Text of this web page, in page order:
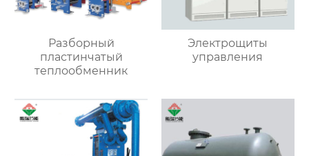
Разборный
пластинчатый
теплообменник
Электрощиты
управления